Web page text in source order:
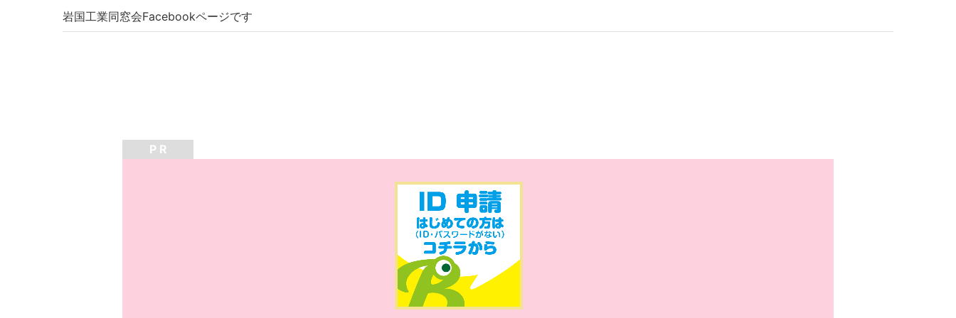
岩国工業同窓会Facebookページです
P R